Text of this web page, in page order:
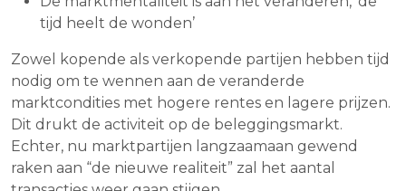
tijd heelt de wonden’
Zowel kopende als verkopende partijen hebben tijd
nodig om te wennen aan de veranderde
marktcondities met hogere rentes en lagere prijzen.
Dit drukt de activiteit op de beleggingsmarkt.
Echter, nu marktpartijen langzaamaan gewend
raken aan “de nieuwe realiteit” zal het aantal